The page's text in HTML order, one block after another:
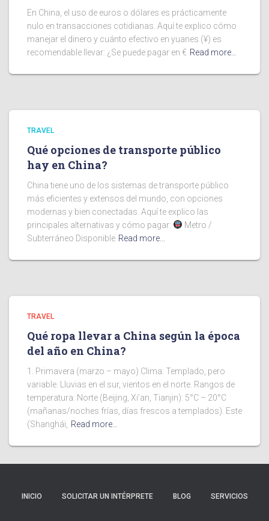
En China, el uso de euros o dólares es prácticamente
nulo en transacciones cotidianas. Aquí te explico cómo
manejar el dinero y cuánto efectivo en yuanes (¥) es
recomendable llevar: ¿Se puede pagar en € Read more…
TRAVEL
Qué opciones de transporte público
hay en China?
China tiene uno de los sistemas de transporte público
más eficientes y extensos del mundo, con opciones
modernas y bien conectadas. Aquí te explico las
principales alternativas y cómo pagar:
Metro /
Subterráneo Disponible Read more…
TRAVEL
Qué ropa llevar a China según la época
del año en China?
1. Primavera (marzo – mayo) Clima: Templado, pero
variable. Lluvias en el sur, vientos en el norte. Rangos de
temperatura: Norte (Beijing, Xi’an, Tianjin): 5°C – 20°C
(mañanas/noches frías, días frescos a templados). Este
(Shanghái,
Read more…
INICIO SOLICITAR UN INTÉRPRETE BLOG SERVICIOS